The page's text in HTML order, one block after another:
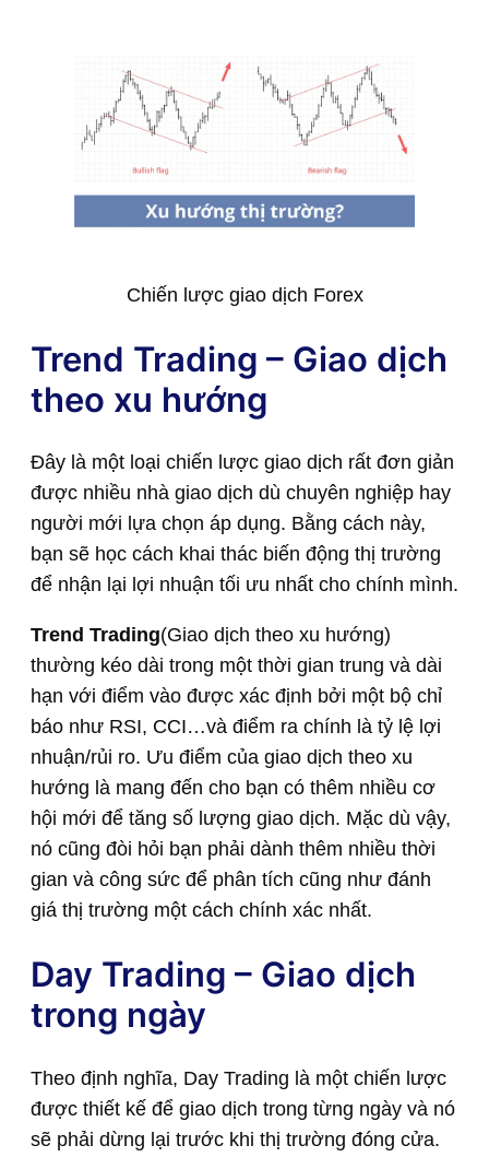
Chiến lược giao dịch Forex
Trend Trading – Giao dịch
theo xu hướng
Đây là một loại chiến lược giao dịch rất đơn giản
được nhiều nhà giao dịch dù chuyên nghiệp hay
người mới lựa chọn áp dụng. Bằng cách này,
bạn sẽ học cách khai thác biến động thị trường
để nhận lại lợi nhuận tối ưu nhất cho chính mình.
Trend Trading(Giao dịch theo xu hướng)
thường kéo dài trong một thời gian trung và dài
hạn với điểm vào được xác định bởi một bộ chỉ
báo như RSI, CCI…và điểm ra chính là tỷ lệ lợi
nhuận/rủi ro. Ưu điểm của giao dịch theo xu
hướng là mang đến cho bạn có thêm nhiều cơ
hội mới để tăng số lượng giao dịch. Mặc dù vậy,
nó cũng đòi hỏi bạn phải dành thêm nhiều thời
gian và công sức để phân tích cũng như đánh
giá thị trường một cách chính xác nhất.
Day Trading – Giao dịch
trong ngày
Theo định nghĩa, Day Trading là một chiến lược
được thiết kế để giao dịch trong từng ngày và nó
sẽ phải dừng lại trước khi thị trường đóng cửa.